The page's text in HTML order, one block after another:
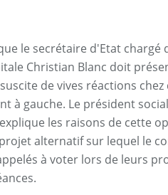
le secrétaire d'Etat chargé
Christian Blanc doit
de vives réactions chez
à gauche. Le président
les raisons de cette
alternatif sur lequel le
à voter lors de leurs